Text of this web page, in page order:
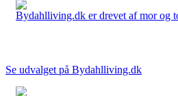
Bydahlliving.dk er drevet af mor og
Se udvalget på Bydahlliving.dk